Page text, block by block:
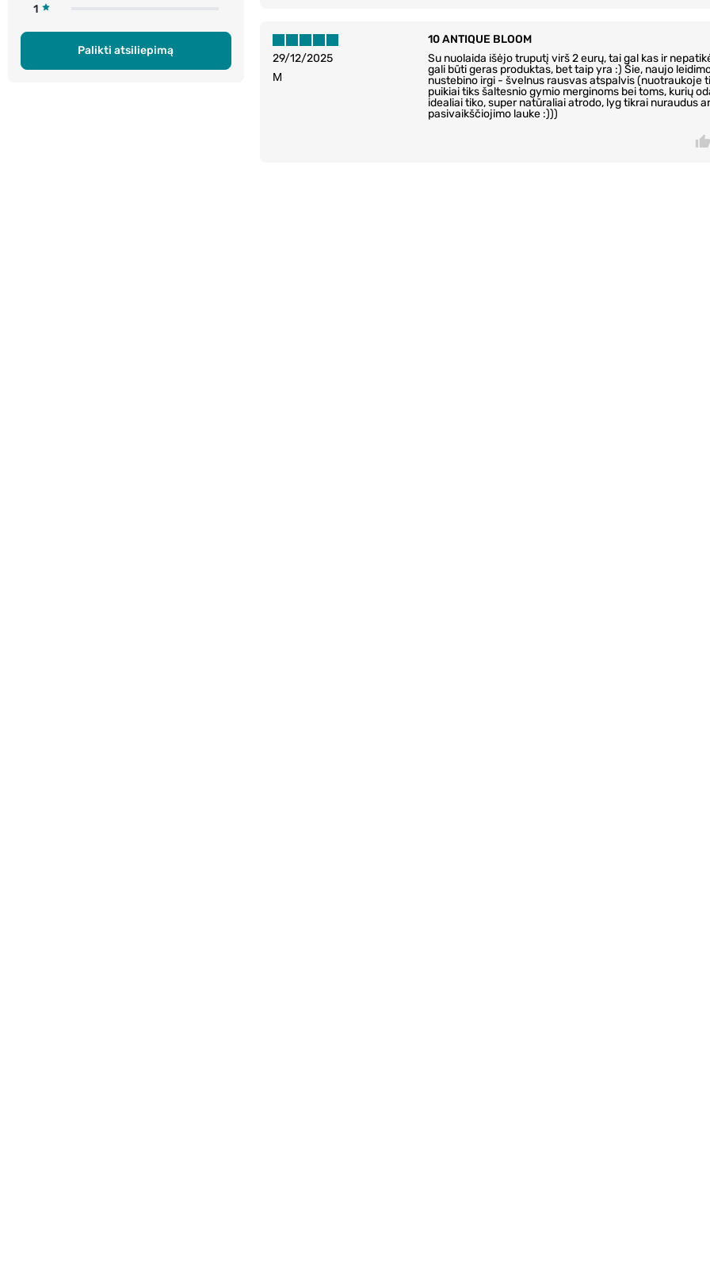
1
Palikti atsiliepimą
29/12/2025
10 ANTIQUE BLOOM
Su nuolaida išėjo truputį virš 2 eurų, tai gal kas ir
gali būti geras produktas, bet taip yra :) Šie, naujo
nustebino irgi - švelnus rausvas atspalvis (nuotraukoje
puikiai tiks šaltesnio gymio merginoms bei toms, kurių
idealiai tiko, super natūraliai atrodo, lyg tikrai nuraudus
pasivaikščiojimo lauke :)))
M